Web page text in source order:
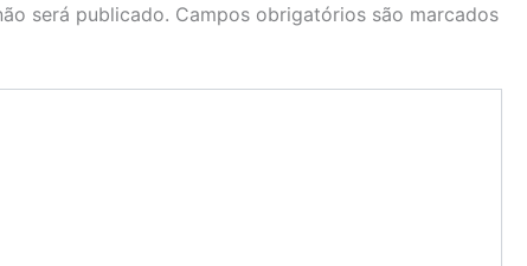
será publicado. Campos obrigatórios são marcados